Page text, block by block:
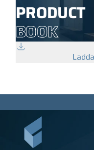
PRODUCT
BOOK